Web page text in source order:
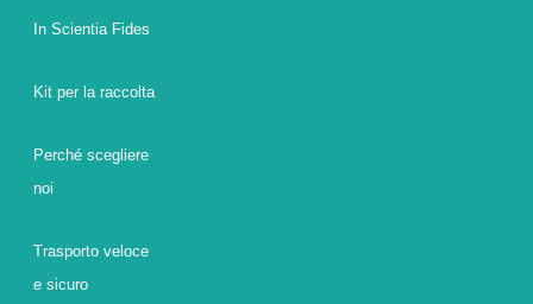
In Scientia Fides
Kit per la raccolta
Perché scegliere
noi
Trasporto veloce
e sicuro